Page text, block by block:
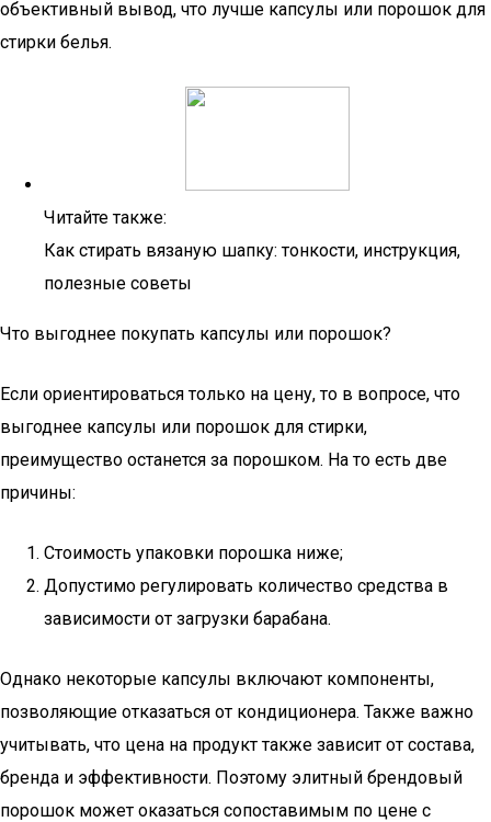
объективный вывод, что лучше капсулы или порошок для
стирки белья.
Читайте также:
Как стирать вязаную шапку: тонкости, инструкция,
полезные советы
Что выгоднее покупать капсулы или порошок?
Если ориентироваться только на цену, то в вопросе, что
выгоднее капсулы или порошок для стирки,
преимущество останется за порошком. На то есть две
причины:
Стоимость упаковки порошка ниже;
Допустимо регулировать количество средства в
зависимости от загрузки барабана.
Однако некоторые капсулы включают компоненты,
позволяющие отказаться от кондиционера. Также важно
учитывать, что цена на продукт также зависит от состава,
бренда и эффективности. Поэтому элитный брендовый
порошок может оказаться сопоставимым по цене с